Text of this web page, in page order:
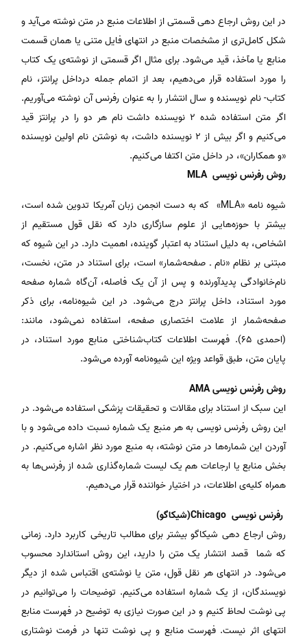
در این روش ارجاع دهی قسمتی از اطلاعات منبع در متن نوشته می‌‌آید و
شکل کامل‌تری از مشخصات منبع در انتهای فایل متنی یا همان قسمت
منابع یا مآخذ، قید می‌شود. برای مثال اگر قسمتی از نوشته‌ی یک کتاب
را مورد استفاده قرار می‌دهیم، بعد از اتمام جمله درداخل پرانتز، نام
کتاب- نام نویسنده و سال انتشار را به عنوان رفرنس آن نوشته می‌آوریم.
اگر متن استفاده شده ۲ نویسنده داشت نام هر دو را در پرانتز قید
می‌کنیم و اگر بیش از ۲ نویسنده داشت، به نوشتن نام اولین نویسنده
«و همکاران»، در داخل متن اکتفا می‌کنیم.
روش رفرنس نویسی MLA
شیوه‌ نامه «MLA» که به ‌دست انجمن زبان آمریکا تدوین شده است،
بیشتر با حوزه‌هایی از علوم سازگاری دارد که نقل ‌قول مستقیم از
اشخاص، به دلیل استناد به اعتبار گوینده، اهمیت دارد. در این شیوه که
مبتنی بر نظام «نام ـ صفحه‌شمار» است، برای استناد در متن، نخست،
نام‌خانوادگی پدیدآورنده و پس از آن یک فاصله، آن‌گاه شماره صفحه
مورد استناد، داخل پرانتز درج می‌شود. در این شیوه‌نامه، برای ذکر
صفحه‌شمار از علامت اختصاری صفحه، استفاده نمی‌شود، مانند:
(احمدی ۶۵). فهرست اطلاعات کتاب‌شناختی منابع مورد استناد، در
پایان متن، ‌طبق قواعد ویژه این شیوه‌نامه آورده می‌شود.
روش رفرنس نویسی AMA
این سبک از استناد برای مقالات و تحقیقات پزشکی استفاده می‌شود. در
این روش رفرنس نویسی به هر منبع یک شماره نسبت داده می‌شود و با
آوردن این شماره‌ها در متن نوشته، به منبع مورد نظر اشاره می‌کنیم. در
بخش منابع یا ارجاعات هم یک لیست شماره‌گذاری شده از رفرنس‌ها به
همراه کلیه‌ی اطلاعات، در اختیار خواننده قرار می‌دهیم.
رفرنس نویسی Chicago(شیکاگو)
روش ارجاع دهی شیکاگو بیشتر برای مطالب تاریخی کاربرد دارد. زمانی
که شما قصد انتشار یک متن را دارید، این روش استاندارد محسوب
می‌شود. در انتهای هر نقل قول، متن یا نوشته‌ی اقتباس شده از دیگر
نویسندگان، از یک شماره استفاده می‌کنیم. توضیحات را می‌توانیم در
پی نوشت لحاظ کنیم و در این صورت نیازی به توضیح در فهرست منابع
انتهای اثر نیست. فهرست منابع و پی نوشت تنها در فرمت نوشتاری